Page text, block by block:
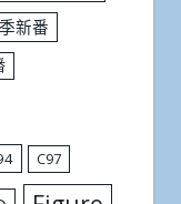
新番
C97